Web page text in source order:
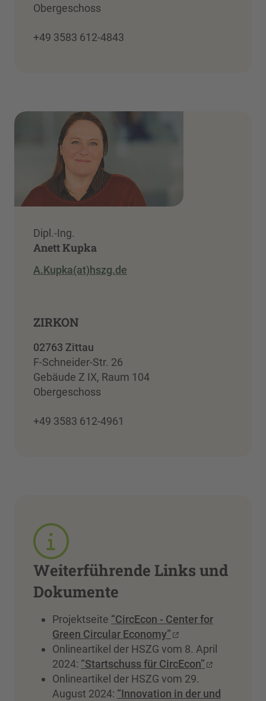
Obergeschoss
+49 3583 612-4843
Dipl.-Ing.
Anett Kupka
A.Kupka(at)hszg.de
ZIRKON
02763 Zittau
F-Schneider-Str. 26
Gebäude Z IX, Raum 104
Obergeschoss
+49 3583 612-4961
Weiterführende Links und
Dokumente
Projektseite “CircEcon - Center for
Green Circular Economy”
Onlineartikel der HSZG vom 8. April
2024: “Startschuss für CircEcon”
Onlineartikel der HSZG vom 29.
August 2024: “Innovation in der und